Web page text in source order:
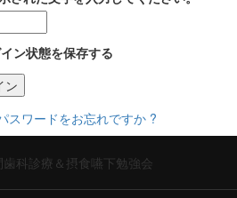
ン状態を保存する
ン
スワードをお忘れですか ?
歯科診療＆摂食嚥下勉強会